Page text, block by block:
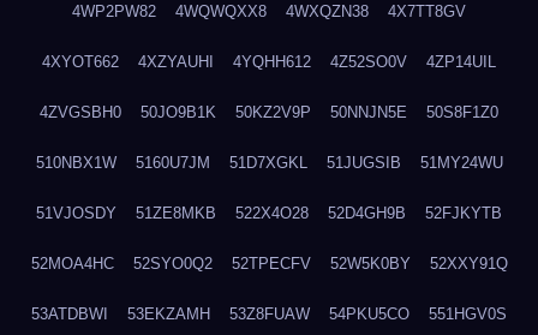
4WP2PW82 4WQWQXX8 4WXQZN38 4X7TT8GV
4XYOT662 4XZYAUHI 4YQHH612 4Z52SO0V 4ZP14UIL
4ZVGSBH0 50JO9B1K 50KZ2V9P 50NNJN5E 50S8F1Z0
510NBX1W 5160U7JM 51D7XGKL 51JUGSIB 51MY24WU
51VJOSDY 51ZE8MKB 522X4O28 52D4GH9B 52FJKYTB
52MOA4HC 52SYO0Q2 52TPECFV 52W5K0BY 52XXY91Q
53ATDBWI 53EKZAMH 53Z8FUAW 54PKU5CO 551HGV0S